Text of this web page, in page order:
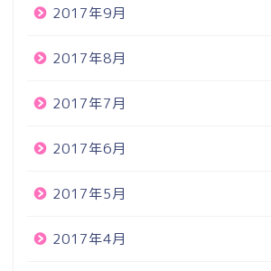
2017年9月
2017年8月
2017年7月
2017年6月
2017年5月
2017年4月